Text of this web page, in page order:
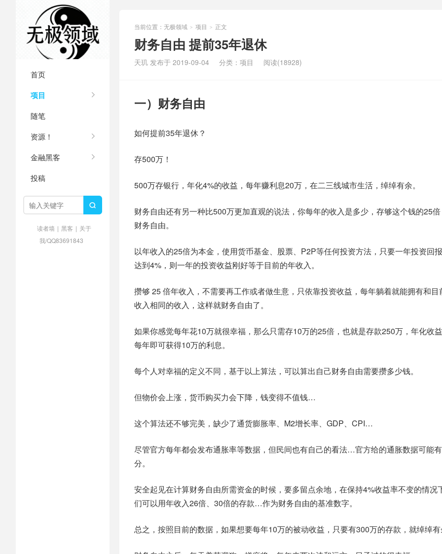
首页
项目
随笔
资源！
金融黑客
投稿

读者墙 | 黑客 | 关于
我/QQ83691843
当前位置： 无极领域 > 项目 > 正文
财务自由 提前35年退休
天玑 发布于 2019-09-04 分类： 项目 阅读(18928)
一）财务自由
如何提前35年退休？
存500万！
500万存银行，年化4%的收益，每年赚利息20万，在二三线城市生活，绰绰有余。
财务自由还有另一种比500万更加直观的说法，你每年的收入是多少，存够这个钱的25
财务自由。
以年收入的25倍为本金，使用货币基金、股票、P2P等任何投资方法，只要一年投资回
达到4%，则一年的投资收益刚好等于目前的年收入。
攒够 25 倍年收入，不需要再工作或者做生意，只依靠投资收益，每年躺着就能拥有和目
收入相同的收入，这样就财务自由了。
如果你感觉每年花10万就很幸福，那么只需存10万的25倍，也就是存款250万，年化收
每年即可获得10万的利息。
每个人对幸福的定义不同，基于以上算法，可以算出自己财务自由需要攒多少钱。
但物价会上涨，货币购买力会下降，钱变得不值钱…
这个算法还不够完美，缺少了通货膨胀率、M2增长率、GDP、CPI…
尽管官方每年都会发布通胀率等数据，但民间也有自己的看法…官方给的通胀数据可能
分。
安全起见在计算财务自由所需资金的时候，要多留点余地，在保持4%收益率不变的情况
们可以用年收入26倍、30倍的存款…作为财务自由的基准数字。
总之，按照目前的数据，如果想要每年10万的被动收益，只要有300万的存款，就绰绰